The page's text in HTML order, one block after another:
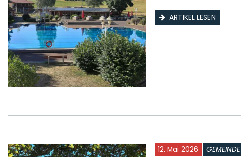
ARTIKEL LESEN
12. Mai 2026 GEMEINDE